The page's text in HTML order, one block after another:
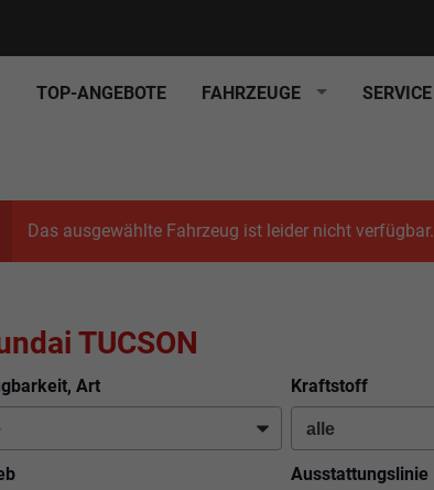
TOP-ANGEBOTE FAHRZEUGE SERVICE
Das ausgewählte Fahrzeug ist leider nicht verfügbar.
TUCSON
Art Kraftstoff
Ausstattungslinie